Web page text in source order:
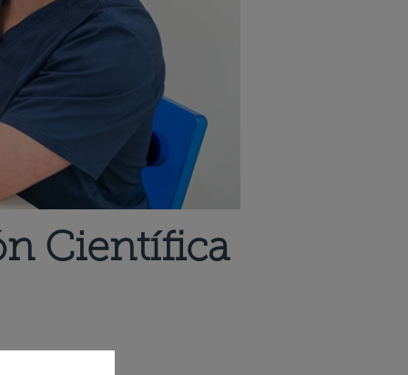
Científica